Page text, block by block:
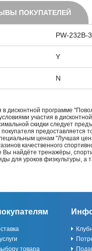
ПОКУПАТЕЛЕЙ
PW-232B-
Y
N
в дисконтной программе
участия в
скидки следует
предоставляется
ценам "Лучшая
качественного
найдёте тренажёры,
для уроков физкультуры,
товара